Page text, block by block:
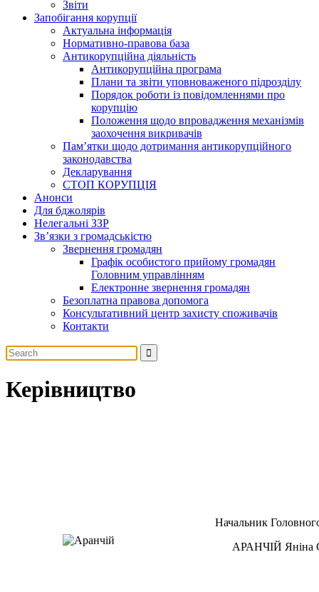
Звіти
Запобігання корупції
Актуальна інформація
Нормативно-правова база
Антикорупційна діяльність
Антикорупційна програма
Плани та звіти уповноваженого підрозділу
Порядок роботи із повідомленнями про
корупцію
Положення щодо впровадження механізмів
заохочення викривачів
Пам’ятки щодо дотримання антикорупційного
законодавства
Декларування
СТОП КОРУПЦІЯ
Анонси
Для бджолярів
Нелегальні ЗЗР
Зв’язки з громадськістю
Звернення громадян
Графік особистого прийому громадян
Головним управлінням
Електронне звернення громадян
Безоплатна правова допомога
Консультативний центр захисту споживачів
Контакти
Керівництво
Начальник
АРАНЧІЙ Яніна